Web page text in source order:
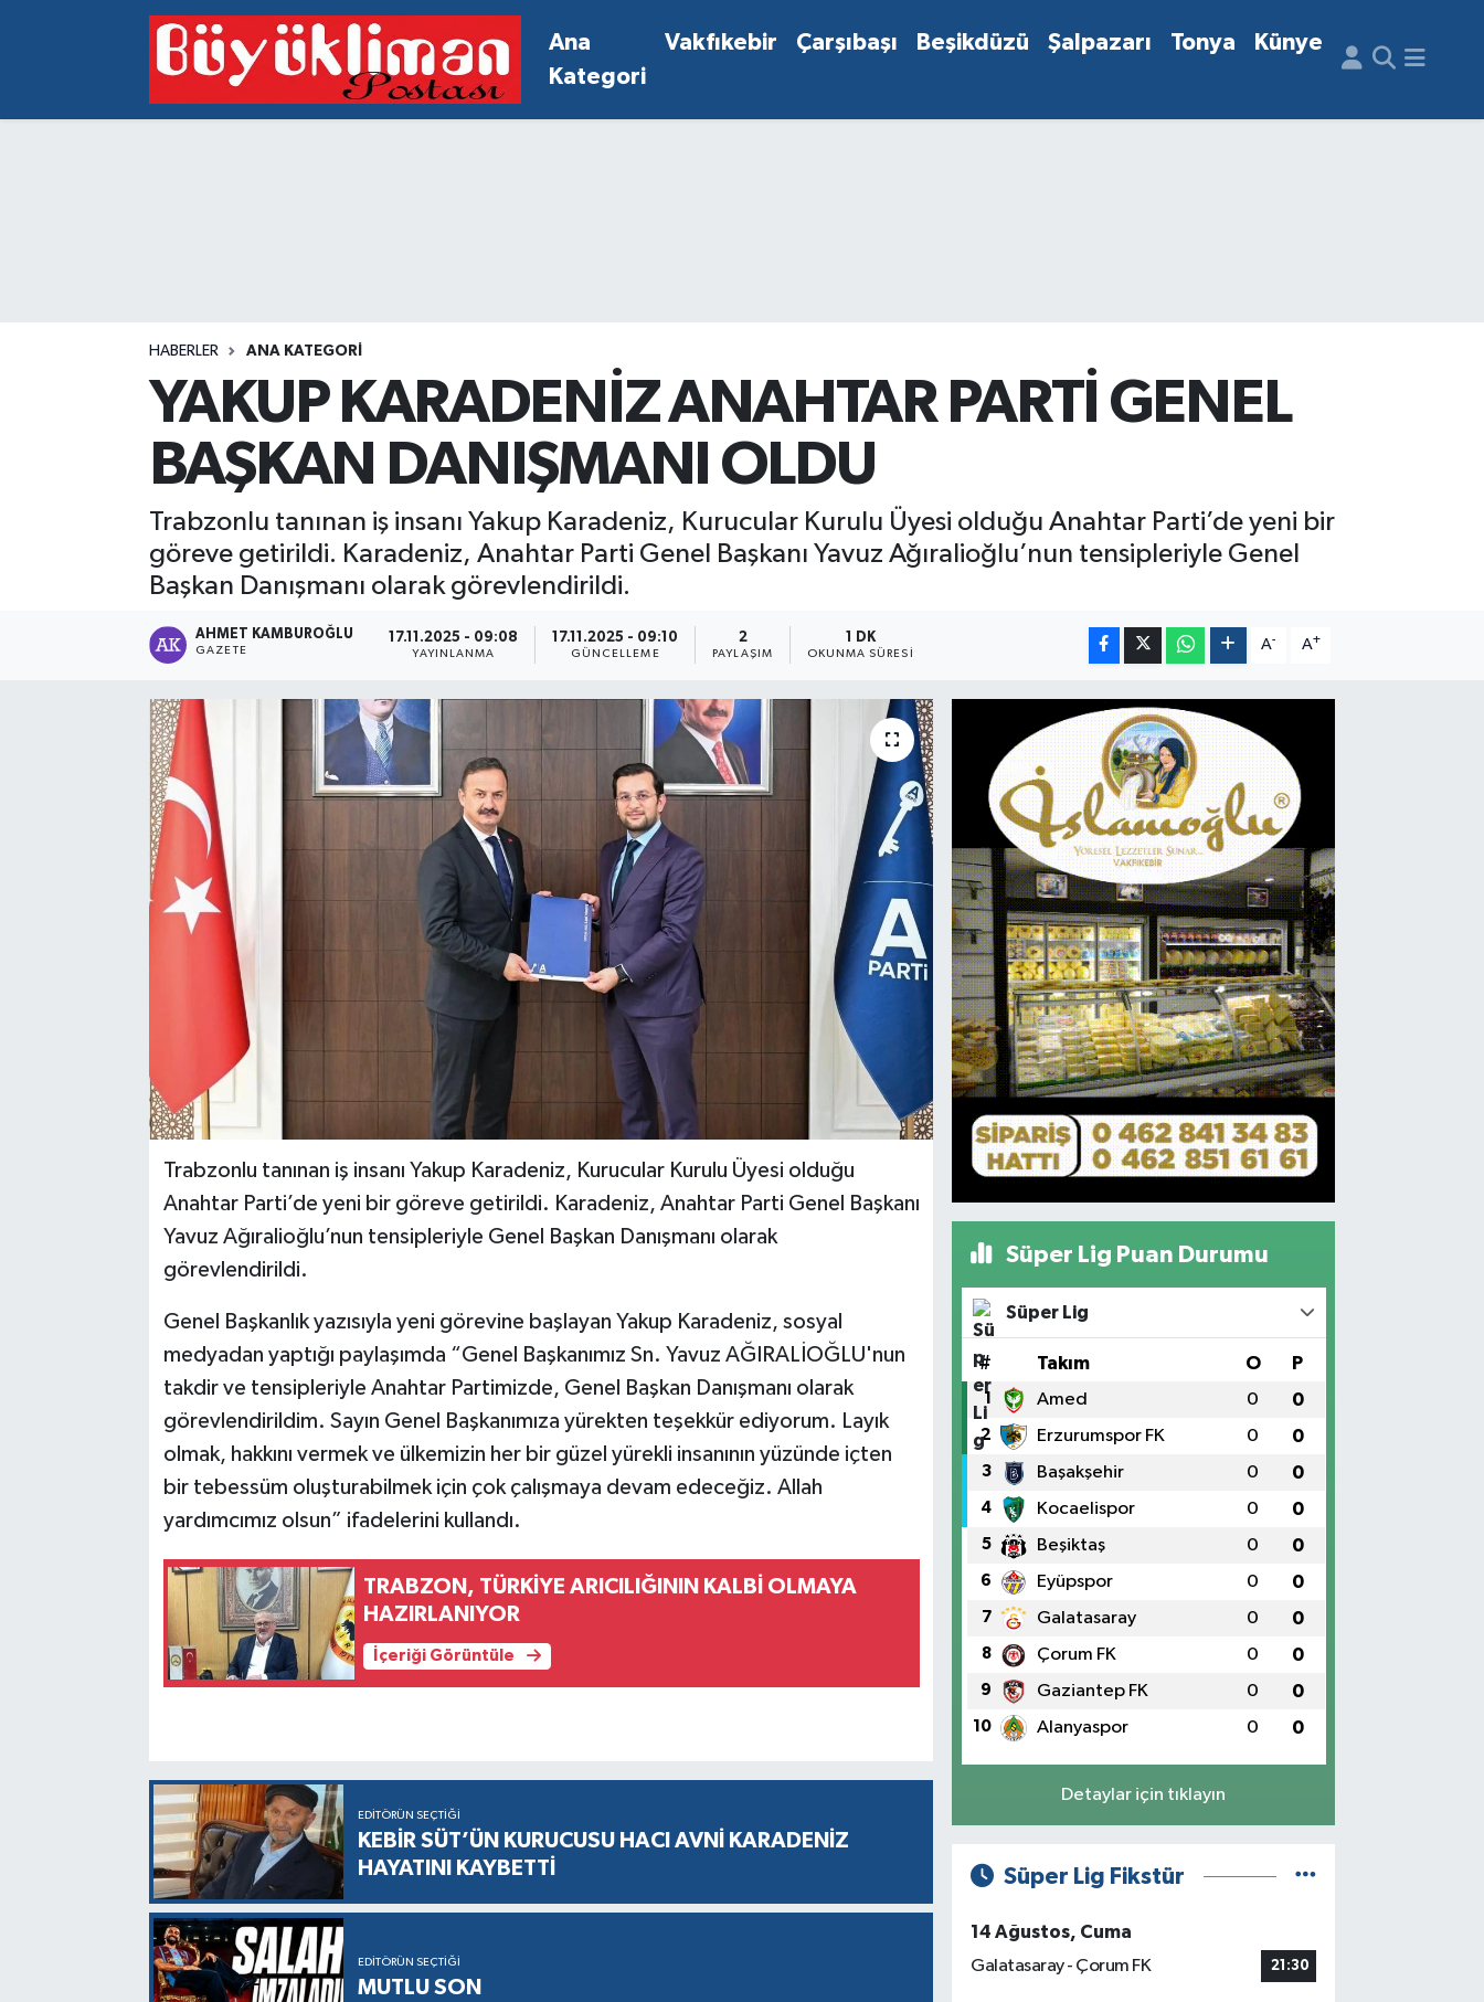
Ana
Kategori
Vakfıkebir Çarşıbaşı Beşikdüzü Şalpazarı Tonya Künye
HABERLER ANA KATEGORI
YAKUP KARADENİZ ANAHTAR PARTİ GENEL
BAŞKAN DANIŞMANI OLDU
Trabzonlu tanınan iş insanı Yakup Karadeniz, Kurucular Kurulu Üyesi olduğu Anahtar Parti’de yeni bir
göreve getirildi. Karadeniz, Anahtar Parti Genel Başkanı Yavuz Ağıralioğlu’nun tensipleriyle Genel
Başkan Danışmanı olarak görevlendirildi.
AHMET KAMBUROĞLU
GAZETE
17.11.2025 - 09:08
YAYINLANMA
17.11.2025 - 09:10
GÜNCELLEME
2
PAYLAŞIM
1 DK
OKUNMA SÜRESI
A- A+
Trabzonlu tanınan iş insanı Yakup Karadeniz, Kurucular Kurulu Üyesi olduğu
Anahtar Parti’de yeni bir göreve getirildi. Karadeniz, Anahtar Parti Genel Başkanı
Yavuz Ağıralioğlu’nun tensipleriyle Genel Başkan Danışmanı olarak
görevlendirildi.
Genel Başkanlık yazısıyla yeni görevine başlayan Yakup Karadeniz, sosyal
medyadan yaptığı paylaşımda “Genel Başkanımız Sn. Yavuz AĞIRALİOĞLU'nun
takdir ve tensipleriyle Anahtar Partimizde, Genel Başkan Danışmanı olarak
görevlendirildim. Sayın Genel Başkanımıza yürekten teşekkür ediyorum. Layık
olmak, hakkını vermek ve ülkemizin her bir güzel yürekli insanının yüzünde içten
bir tebessüm oluşturabilmek için çok çalışmaya devam edeceğiz. Allah
yardımcımız olsun” ifadelerini kullandı.
TRABZON, TÜRKİYE ARICILIĞININ KALBİ OLMAYA
HAZIRLANIYOR
İçeriği Görüntüle
EDITÖRÜN SEÇTIĞI
KEBİR SÜT’ÜN KURUCUSU HACI AVNİ KARADENİZ
HAYATINI KAYBETTİ
EDITÖRÜN SEÇTIĞI
MUTLU SON
Süper Lig Puan Durumu
Süper Lig
# Takım O P
1 Amed 0 0
2 Erzurumspor FK 0 0
3 Başakşehir 0 0
4 Kocaelispor 0 0
5 Beşiktaş 0 0
6 Eyüpspor 0 0
7 Galatasaray 0 0
8 Çorum FK 0 0
9 Gaziantep FK 0 0
10 Alanyaspor 0 0
Detaylar için tıklayın
Süper Lig Fikstür
14 Ağustos, Cuma
Galatasaray - Çorum FK
21:30
Vakfıkebir Hava Durumu